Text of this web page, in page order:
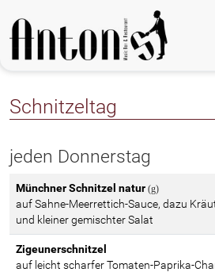
Schnitzeltag
jeden Donnerstag
Münchner Schnitzel natur g
auf Sahne-Meerrettich-Sauce, dazu
und kleiner gemischter Salat
Zigeunerschnitzel
auf leicht scharfer Tomaten-Paprika-